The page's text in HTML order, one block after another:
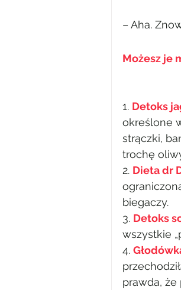
– Aha.
Możesz je
1. Detoks
określone
strączki,
trochę
2. Dieta dr
biegaczy.
3. Detoks
wszystkie
4.
prawda, że